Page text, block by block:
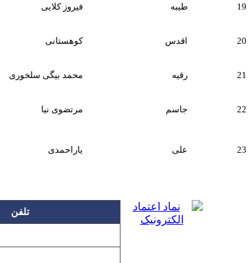
19 طیبه فیروز کلایی
20 اقدس کوهستانی
21 رقیه محمد بیگی سلخوری
22 جاسم مرتضوی نیا
23 علی یاراحمدی
تلفن